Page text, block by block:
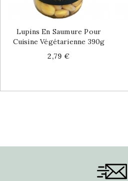
Lupins En Saumure Pour
Cuisine Végétarienne 390g
Price
2,79 €